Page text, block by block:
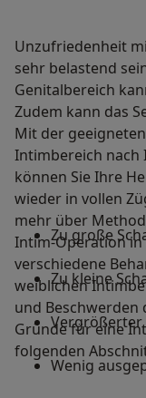
Unzufriedenheit
sehr belastend
Genitalbereich
Zudem kann das
Mit der
Intimbereich nach
können Sie Ihre
wieder in vollen
mehr über
Intim-Operation in
verschiedene
weiblichen
und
Gründe für eine
folgenden
Zu große
Zu kleine
Vergrößerter
Wenig